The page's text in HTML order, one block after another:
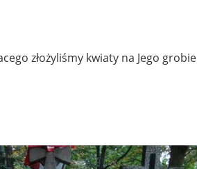
złożyliśmy kwiaty na Jego grobie